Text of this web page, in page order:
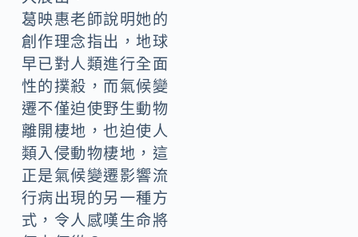
葛映惠老師說明她的
創作理念指出，地球
早已對人類進行全面
性的撲殺，而氣候變
遷不僅迫使野生動物
離開棲地，也迫使人
類入侵動物棲地，這
正是氣候變遷影響流
行病出現的另一種方
式，令人感嘆生命將